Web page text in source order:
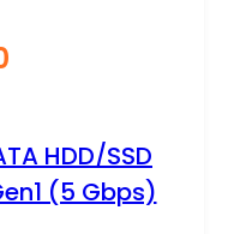
HDD/SSD
(5 Gbps)